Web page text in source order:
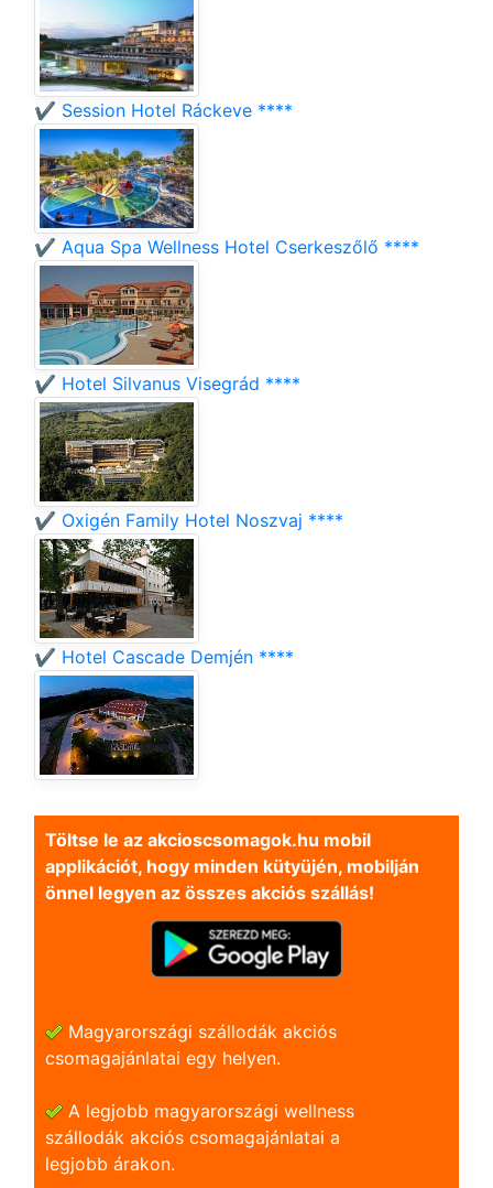
✔️ Session Hotel Ráckeve ****
✔️ Aqua Spa Wellness Hotel Cserkeszőlő ****
✔️ Hotel Silvanus Visegrád ****
✔️ Oxigén Family Hotel Noszvaj ****
✔️ Hotel Cascade Demjén ****
Töltse le az akcioscsomagok.hu mobil
applikációt, hogy minden kütyüjén, mobilján
önnel legyen az összes akciós szállás!
Magyarországi szállodák akciós
csomagajánlatai egy helyen.
A legjobb magyarországi wellness
szállodák akciós csomagajánlatai a
legjobb árakon.